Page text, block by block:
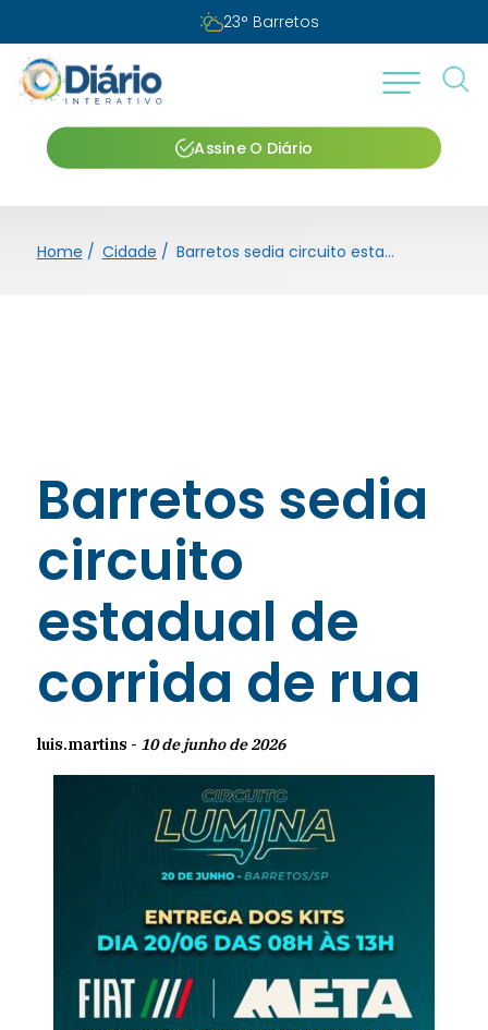
23° Barretos
Assine O Diário
Home / Cidade / Barretos sedia circuito estadual de corrida de rua
Barretos sedia
circuito
estadual de
corrida de rua
luis.martins - 10 de junho de 2026